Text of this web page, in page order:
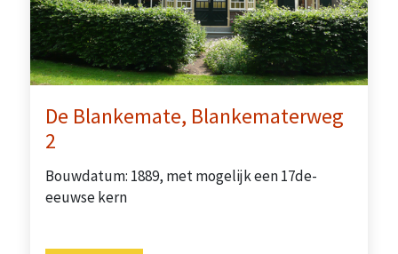
De Blankemate, Blankematerweg
2
Bouwdatum: 1889, met mogelijk een 17de-
eeuwse kern